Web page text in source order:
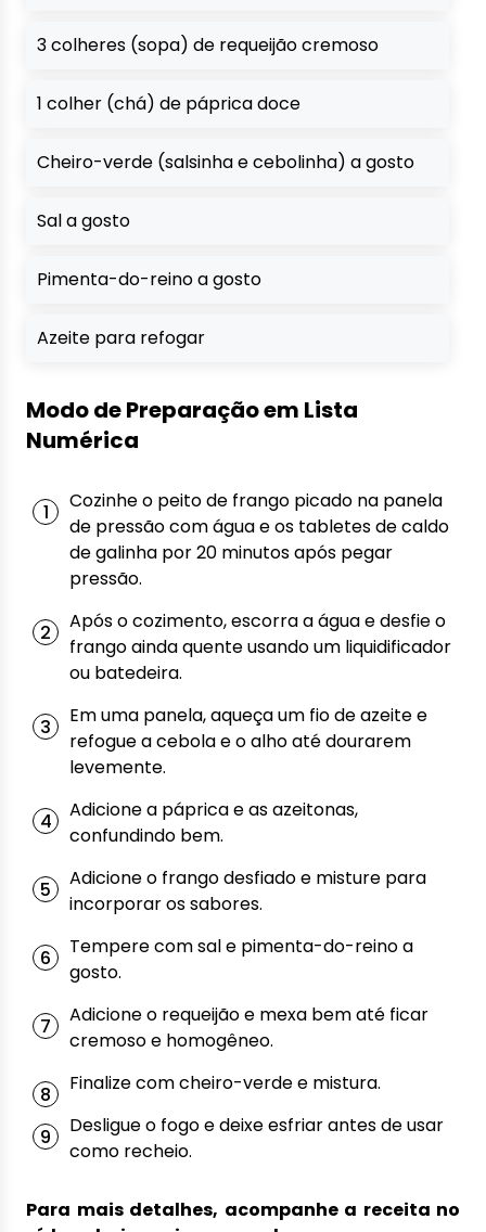
3 colheres (sopa) de requeijão cremoso
1 colher (chá) de páprica doce
Cheiro-verde (salsinha e cebolinha) a gosto
Sal a gosto
Pimenta-do-reino a gosto
Azeite para refogar
Modo de Preparação em Lista
Numérica
Cozinhe o peito de frango picado na panela
de pressão com água e os tabletes de caldo
de galinha por 20 minutos após pegar
pressão.
Após o cozimento, escorra a água e desfie o
frango ainda quente usando um liquidificador
ou batedeira.
Em uma panela, aqueça um fio de azeite e
refogue a cebola e o alho até dourarem
levemente.
Adicione a páprica e as azeitonas,
confundindo bem.
Adicione o frango desfiado e misture para
incorporar os sabores.
Tempere com sal e pimenta-do-reino a
gosto.
Adicione o requeijão e mexa bem até ficar
cremoso e homogêneo.
Finalize com cheiro-verde e mistura.
Desligue o fogo e deixe esfriar antes de usar
como recheio.
Para mais detalhes, acompanhe a receita no